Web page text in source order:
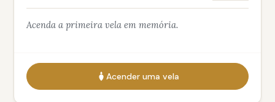
Acenda a primeira vela em memória.
Acender uma vela